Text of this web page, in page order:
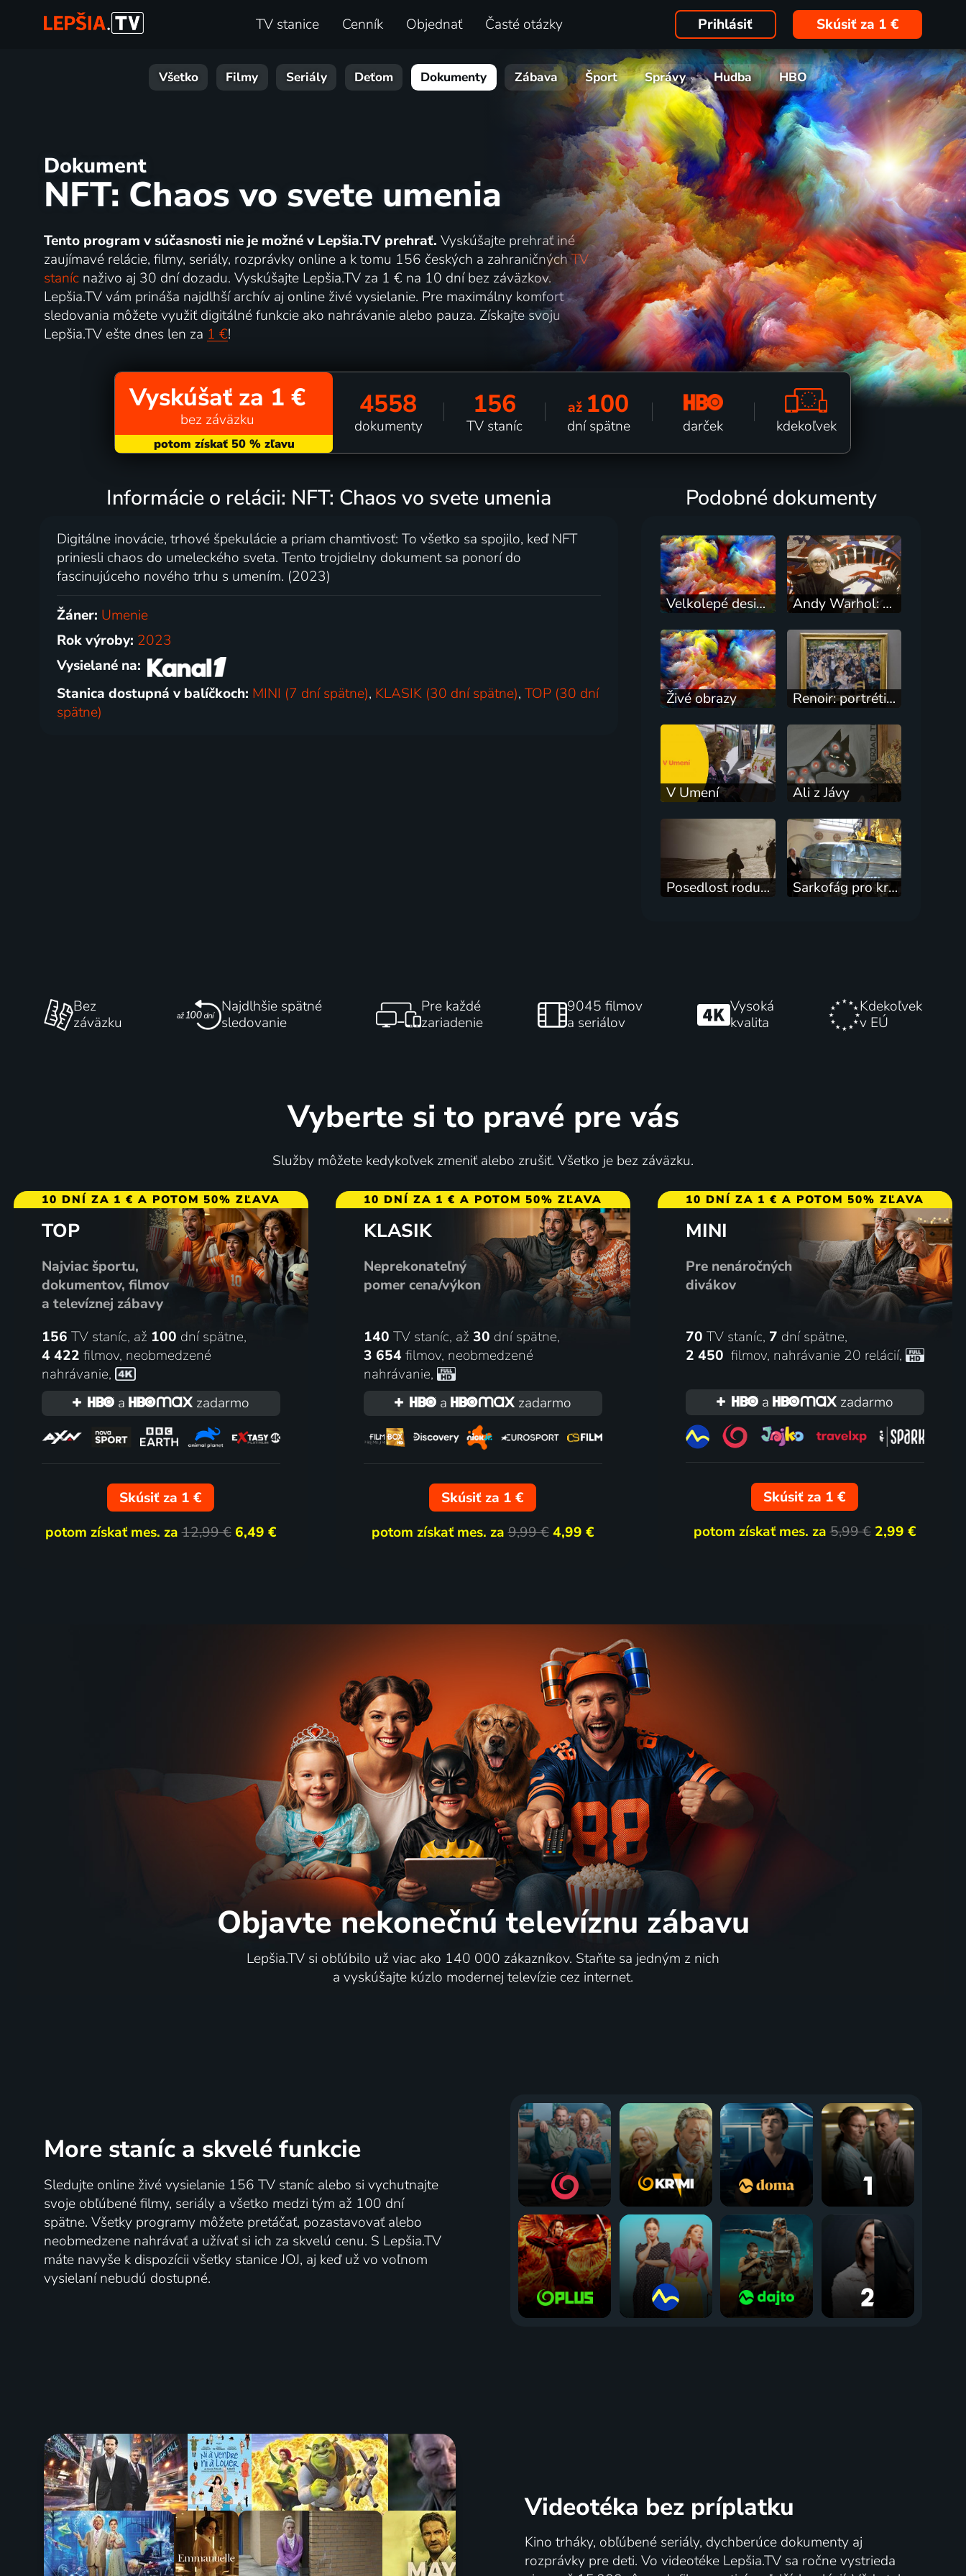
TV stanice Cenník Objednať Časté otázky Prihlásiť Skúsiť za 1 €
Všetko Filmy Seriály Deťom Dokumenty Zábava Šport Správy Hudba HBO
Dokument
NFT: Chaos vo svete umenia
Tento program v súčasnosti nie je možné v Lepšia.TV prehrať. Vyskúšajte prehrať iné
zaujímavé relácie, filmy, seriály, rozprávky online a k tomu 156 českých a zahraničnýchTV
stanícnaživo aj 30 dní dozadu. Vyskúšajte Lepšia.TV za 1 € na 10 dní bez záväzkov.
Lepšia.TV vám prináša najdlhší archív aj online živé vysielanie. Pre maximálny komfort
sledovania môžete využiť digitálné funkcie ako nahrávanie alebo pauza. Získajte svoju
Lepšia.TV ešte dnes len za 1 €!
Vyskúšať za 1 €
bez záväzku 4558
dokumenty
156
TV staníc
až 100
dní spätne darček kdekoľvek
Informácie o relácii: NFT: Chaos vo svete umenia
Digitálne inovácie, trhové špekulácie a priam chamtivosť: To všetko sa spojilo, keď NFT
priniesli chaos do umeleckého sveta. Tento trojdielny dokument sa ponorí do
fascinujúceho nového trhu s umením. (2023)
Žáner: Umenie
Rok výroby: 2023
Vysielané na:
Stanica dostupná v balíčkoch: MINI (7 dní spätne), KLASIK (30 dní spätne),TOP (30 dní
spätne)
Podobné dokumenty
Velkolepé designy Andy Warhol: Život v umění
Živé obrazy Renoir: portrétista proměn
V Umení Ali z Jávy
Posedlost rodu Šechtlů Sarkofág pro královnu
Bez
záväzku
Najdlhšie spätné
sledovanie
Pre každé
zariadenie
9045 filmov
a seriálov
Vysoká
kvalita
Kdekoľvek
v EÚ
Vyberte si to pravé pre vás
Služby môžete kedykoľvek zmeniť alebo zrušiť. Všetko je bez záväzku.
10 DNÍ ZA 1 € A POTOM 50% ZĽAVA
TOP
Najviac športu,
dokumentov, filmov
a televíznej zábavy
156 TV staníc, až 100 dní spätne,
4 422 filmov, neobmedzené
nahrávanie,
a
zadarmo
Skúsiť za 1 €
potom získať mes. za12,99 € 6,49 €
10 DNÍ ZA 1 € A POTOM 50% ZĽAVA
KLASIK
Neprekonateľný
pomer cena/výkon
140 TV staníc, až 30 dní spätne,
3 654 filmov, neobmedzené
nahrávanie,
a
zadarmo
Skúsiť za 1 €
potom získať mes. za9,99 € 4,99 €
10 DNÍ ZA 1 € A POTOM 50% ZĽAVA
MINI
Pre nenáročných
divákov
70 TV staníc, 7 dní spätne,
2 450 filmov, nahrávanie 20 relácií,
a zadarmo
Skúsiť za 1 €
potom získať mes. za5,99 € 2,99 €
Objavte nekonečnú televíznu zábavu
Lepšia.TV si obľúbilo už viac ako 140 000 zákazníkov. Staňte sa jedným z nich
a vyskúšajte kúzlo modernej televízie cez internet.
More staníc a skvelé funkcie
Sledujte online živé vysielanie 156 TV staníc alebo si vychutnajte
svoje obľúbené filmy, seriály a všetko medzi tým až 100 dní
spätne. Všetky programy môžete pretáčať, pozastavovať alebo
neobmedzene nahrávať a užívať si ich za skvelú cenu. S Lepšia.TV
máte navyše k dispozícii všetky stanice JOJ, aj keď už vo voľnom
vysielaní nebudú dostupné.
Videotéka bez príplatku
Kino trháky, obľúbené seriály, dychberúce dokumenty aj
rozprávky pre deti. Vo videotéke Lepšia.TV sa ročne vystrieda